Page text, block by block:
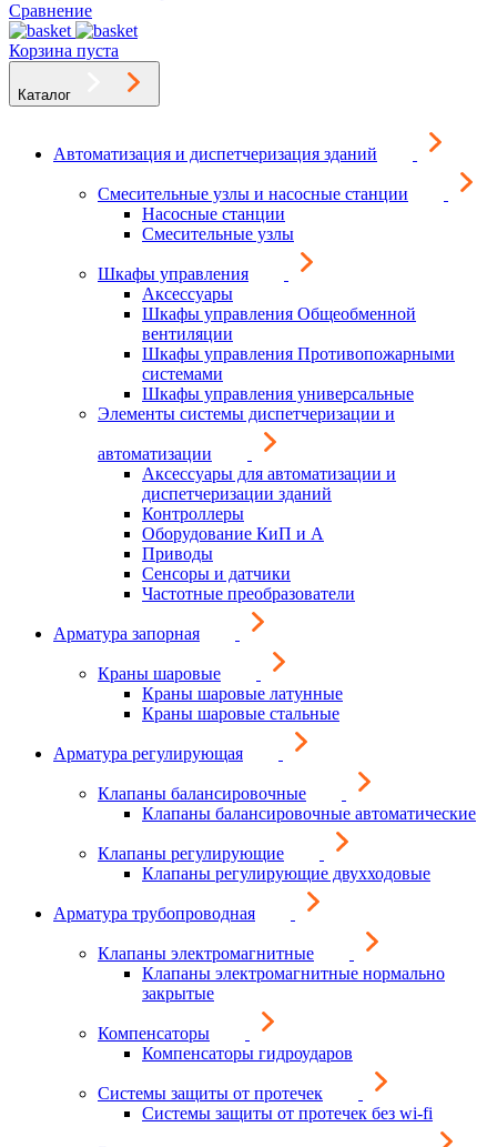
Сравнение
Корзина пуста
Каталог
Автоматизация и диспетчеризация зданий
Смесительные узлы и насосные станции
Насосные станции
Смесительные узлы
Шкафы управления
Аксессуары
Шкафы управления Общеобменной
вентиляции
Шкафы управления Противопожарными
системами
Шкафы управления универсальные
Элементы системы диспетчеризации и
автоматизации
Аксессуары для автоматизации и
диспетчеризации зданий
Контроллеры
Оборудование КиП и А
Приводы
Сенсоры и датчики
Частотные преобразователи
Арматура запорная
Краны шаровые
Краны шаровые латунные
Краны шаровые стальные
Арматура регулирующая
Клапаны балансировочные
Клапаны балансировочные автоматические
Клапаны регулирующие
Клапаны регулирующие двухходовые
Арматура трубопроводная
Клапаны электромагнитные
Клапаны электромагнитные нормально
закрытые
Компенсаторы
Компенсаторы гидроударов
Системы защиты от протечек
Системы защиты от протечек без wi-fi